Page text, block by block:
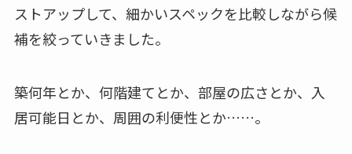
ストアップして、細かいスペックを比較しながら候
補を絞っていきました。
築何年とか、何階建てとか、部屋の広さとか、入
居可能日とか、周囲の利便性とか……。